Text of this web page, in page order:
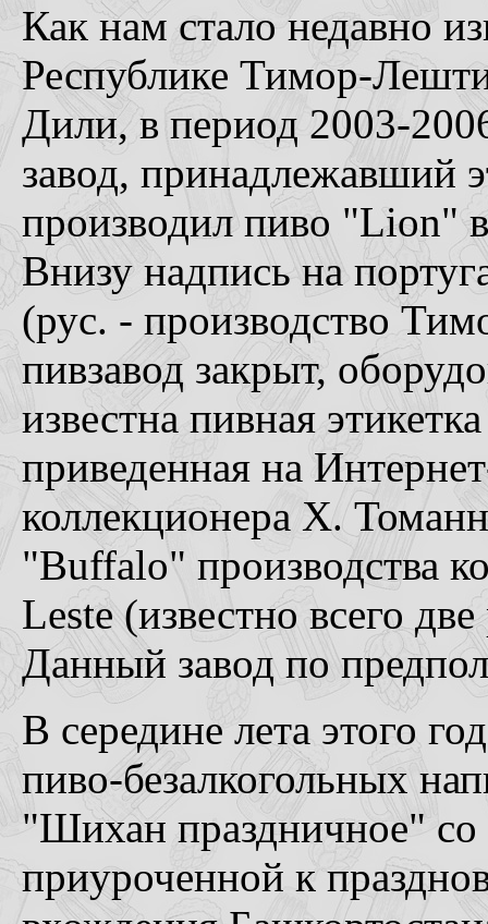
Как нам стало недавно
Республике Тимор-
Дили, в период 2003-
завод, принадлежавший
производил пиво "Lion"
Внизу надпись на
(рус. - производство
пивзавод закрыт,
известна пивная
приведенная на
коллекционера X.
"Buffalo" производства
Leste (известно всего
Данный завод по
В середине лета этого
пиво-безалкогольных
"Шихан праздничное" со
приуроченной к